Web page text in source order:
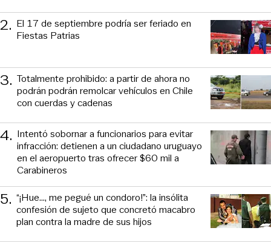
2. El 17 de septiembre podría ser feriado en
Fiestas Patrias
3. Totalmente prohibido: a partir de ahora no
podrán podrán remolcar vehículos en Chile
con cuerdas y cadenas
4. Intentó sobornar a funcionarios para evitar
infracción: detienen a un ciudadano uruguayo
en el aeropuerto tras ofrecer $60 mil a
Carabineros
5. “¡Hue..., me pegué un condoro!”: la insólita
confesión de sujeto que concretó macabro
plan contra la madre de sus hijos